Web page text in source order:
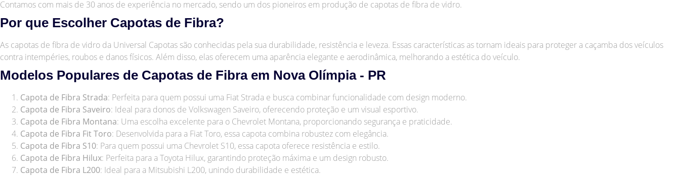
Contamos com mais de 30 anos de experiência no mercado, sendo um dos pioneiros em produção de capotas de fibra de vidro.
Por que Escolher Capotas de Fibra?
As capotas de fibra de vidro da Universal Capotas são conhecidas pela sua durabilidade, resistência e leveza. Essas características as tornam ideais para proteger a caçamba dos veículos
contra intempéries, roubos e danos físicos. Além disso, elas oferecem uma aparência elegante e aerodinâmica, melhorando a estética do veículo.
Modelos Populares de Capotas de Fibra em Nova Olímpia - PR
Capota de Fibra Strada: Perfeita para quem possui uma Fiat Strada e busca combinar funcionalidade com design moderno.
Capota de Fibra Saveiro: Ideal para donos de Volkswagen Saveiro, oferecendo proteção e um visual esportivo.
Capota de Fibra Montana: Uma escolha excelente para o Chevrolet Montana, proporcionando segurança e praticidade.
Capota de Fibra Fit Toro: Desenvolvida para a Fiat Toro, essa capota combina robustez com elegância.
Capota de Fibra S10: Para quem possui uma Chevrolet S10, essa capota oferece resistência e estilo.
Capota de Fibra Hilux: Perfeita para a Toyota Hilux, garantindo proteção máxima e um design robusto.
Capota de Fibra L200: Ideal para a Mitsubishi L200, unindo durabilidade e estética.